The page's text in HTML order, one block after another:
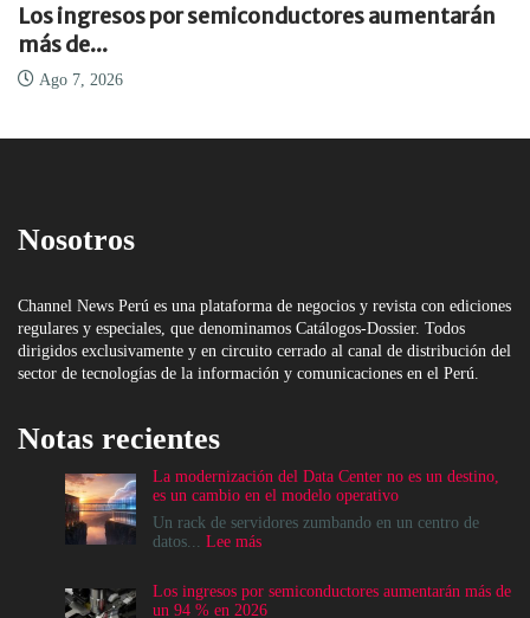
Los ingresos por semiconductores aumentarán
más de...
Ago 7, 2026
Nosotros
Channel News Perú es una plataforma de negocios y revista con ediciones
regulares y especiales, que denominamos Catálogos-Dossier. Todos
dirigidos exclusivamente y en circuito cerrado al canal de distribución del
sector de tecnologías de la información y comunicaciones en el Perú.
Notas recientes
La modernización del Data Center no es un destino,
es un cambio en el modelo operativo
Un rack de servidores zumbando en un centro de
datos... Lee más:
del
Los ingresos por semiconductores aumentarán más de
un 94 % en 2026